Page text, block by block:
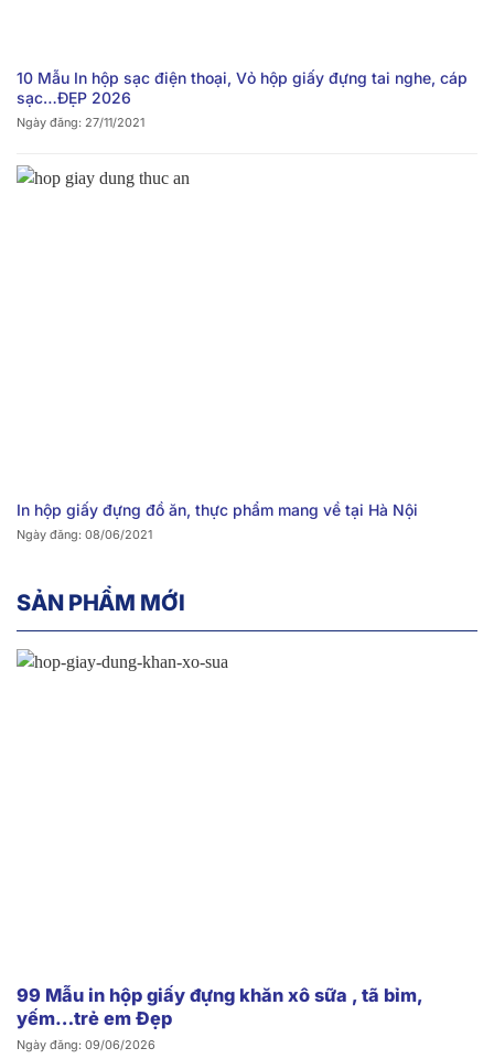
10 Mẫu In hộp sạc điện thoại, Vỏ hộp giấy đựng tai nghe, cáp
sạc…ĐẸP 2026
Ngày đăng: 27/11/2021
In hộp giấy đựng đồ ăn, thực phẩm mang về tại Hà Nội
Ngày đăng: 08/06/2021
SẢN PHẨM MỚI
99 Mẫu in hộp giấy đựng khăn xô sữa , tã bỉm,
yếm…trẻ em Đẹp
Ngày đăng: 09/06/2026